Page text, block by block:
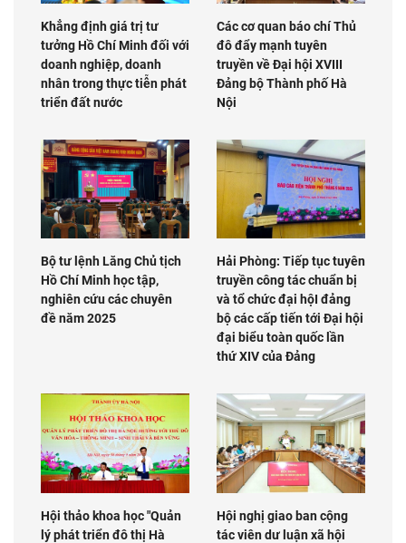
Khẳng định giá trị tư
tưởng Hồ Chí Minh đối với
doanh nghiệp, doanh
nhân trong thực tiễn phát
triển đất nước
Các cơ quan báo chí Thủ
đô đẩy mạnh tuyên
truyền về Đại hội XVIII
Đảng bộ Thành phố Hà
Nội
Bộ tư lệnh Lăng Chủ tịch
Hồ Chí Minh học tập,
nghiên cứu các chuyên
đề năm 2025
Hải Phòng: Tiếp tục tuyên
truyền công tác chuẩn bị
và tổ chức đại hộI đảng
bộ các cấp tiến tới Đại hội
đại biểu toàn quốc lần
thứ XIV của Đảng
Hội thảo khoa học "Quản
lý phát triển đô thị Hà
Hội nghị giao ban cộng
tác viên dư luận xã hội